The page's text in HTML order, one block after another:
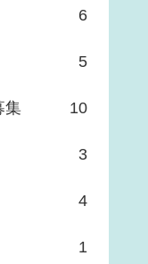
6
5
集 10
3
4
1